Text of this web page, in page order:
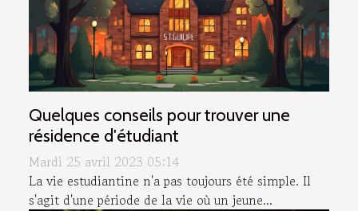
Quelques conseils pour trouver une
résidence d'étudiant
Mardi 25 avril 2023 05:14
La vie estudiantine n'a pas toujours été simple. Il
s'agit d'une période de la vie où un jeune...